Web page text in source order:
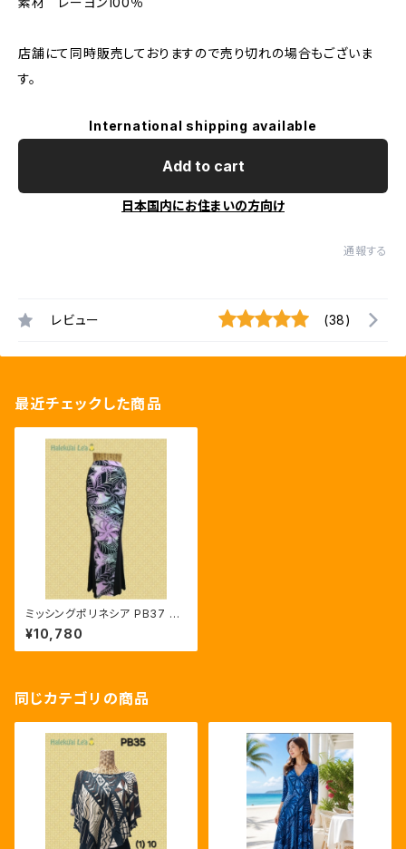
店舗にて同時販売しておりますので売り切れの場合もございま
す。
International shipping available
Add to cart
日本国内にお住まいの方向け
通報する
レビュー (38)
最近チェックした商品
ミッシングポリネシア PB37 テ
ィアレ／パープル
¥10,780
同じカテゴリの商品